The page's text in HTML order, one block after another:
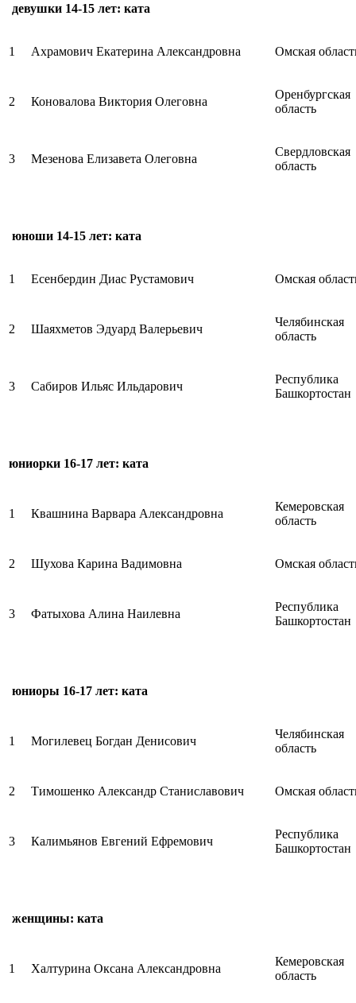
девушки 14-15 лет: ката
1 Ахрамович Екатерина Александровна Омская
2 Коновалова Виктория Олеговна
Оренбургская
область
3 Мезенова Елизавета Олеговна
Свердловская
область
юноши 14-15 лет: ката
1 Есенбердин Диас Рустамович Омская
2 Шаяхметов Эдуард Валерьевич
Челябинская
область
3 Сабиров Ильяс Ильдарович
Республика
Башкортостан
юниорки 16-17 лет: ката
1 Квашнина Варвара Александровна
Кемеровская
область
2 Шухова Карина Вадимовна Омская
3 Фатыхова Алина Наилевна
Республика
Башкортостан
юниоры 16-17 лет: ката
1 Могилевец Богдан Денисович
Челябинская
область
2 Тимошенко Александр Станиславович Омская
3 Калимьянов Евгений Ефремович
Республика
Башкортостан
женщины: ката
1 Халтурина Оксана Александровна
Кемеровская
область